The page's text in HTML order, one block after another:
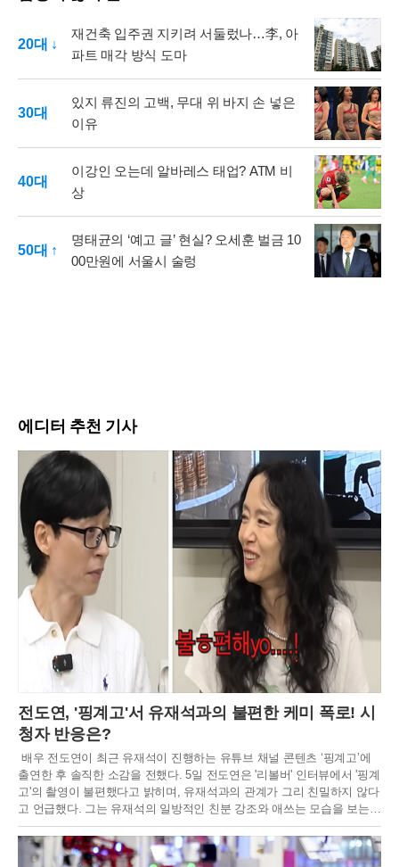
20대 ↓
재건축 입주권 지키려 서둘렀나…李, 아
파트 매각 방식 도마
30대
있지 류진의 고백, 무대 위 바지 손 넣은
이유
40대
이강인 오는데 알바레스 태업? ATM 비
상
50대 ↑
명태균의 ‘예고 글’ 현실? 오세훈 벌금 10
00만원에 서울시 술렁
에디터 추천 기사
전도연, '핑계고'서 유재석과의 불편한 케미 폭로! 시
청자 반응은?
배우 전도연이 최근 유재석이 진행하는 유튜브 채널 콘텐츠 ‘핑계고’에
출연한 후 솔직한 소감을 전했다. 5일 전도연은 '리볼버' 인터뷰에서 '핑계
고'의 촬영이 불편했다고 밝히며, 유재석과의 관계가 그리 친밀하지 않다
고 언급했다. 그는 유재석의 일방적인 친분 강조와 애쓰는 모습을 보는
것이 불편했으며, 두 사람 사이에 사적인 대화나 친밀한 관계가 없었다고
설명했다.전도연은 "'요정재형'은 편하게 촬영했지만, '핑계고'는 정말 불
편했다"라고 말하며, "제가 리액션을 잘 못하고 유재석 씨가 애쓰는 걸 보